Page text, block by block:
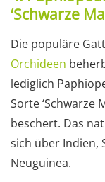
‘Schwarze
Die populäre
Orchideen
lediglich
Sorte ‘Schwarze
beschert. Das
sich über Indien,
Neuguinea.